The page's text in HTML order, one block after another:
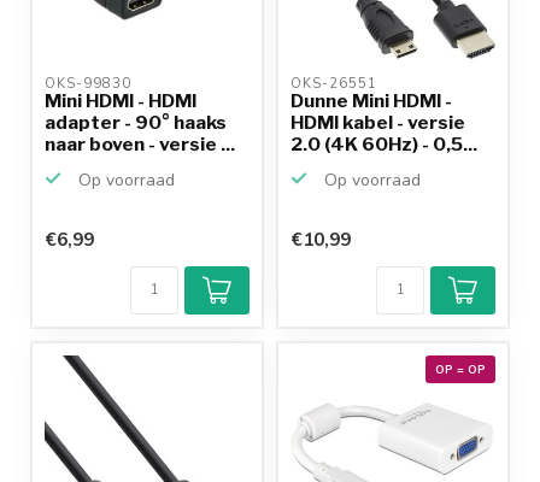
OKS-99830
Mini HDMI - HDMI
adapter - 90° haaks
naar boven - versie ...
Op voorraad
€6,99
OKS-26551
Dunne Mini HDMI -
HDMI kabel - versie
2.0 (4K 60Hz) - 0,5...
Op voorraad
€10,99
OP = OP